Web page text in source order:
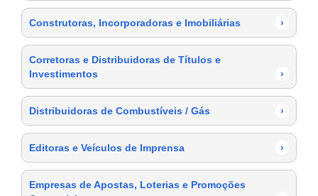
Construtoras, Incorporadoras e Imobiliárias ›
Corretoras e Distribuidoras de Títulos e
Investimentos
›
Distribuidoras de Combustíveis / Gás ›
Editoras e Veículos de Imprensa ›
Empresas de Apostas, Loterias e Promoções